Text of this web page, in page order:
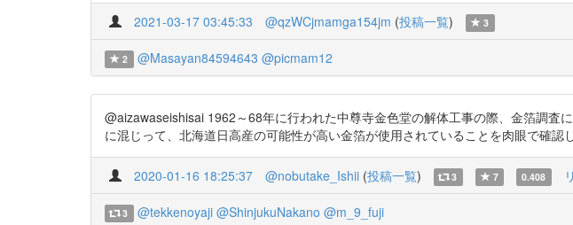
2021-03-17 03:45:33 @qzWCjmamga154jm (投稿一覧) 3
2 @Masayan84594643 @picmam12
@aizawaseishisai 1962～68年に行われた中尊寺金色堂の解体工事の際、金箔調
に混じって、北海道日高産の可能性が高い金箔が使用されていることを肉眼で確
2020-01-16 18:25:37 @nobutake_Ishii (投稿一覧) 3 7 0.408
3 @tekkenoyaji @ShinjukuNakano @m_9_fuji